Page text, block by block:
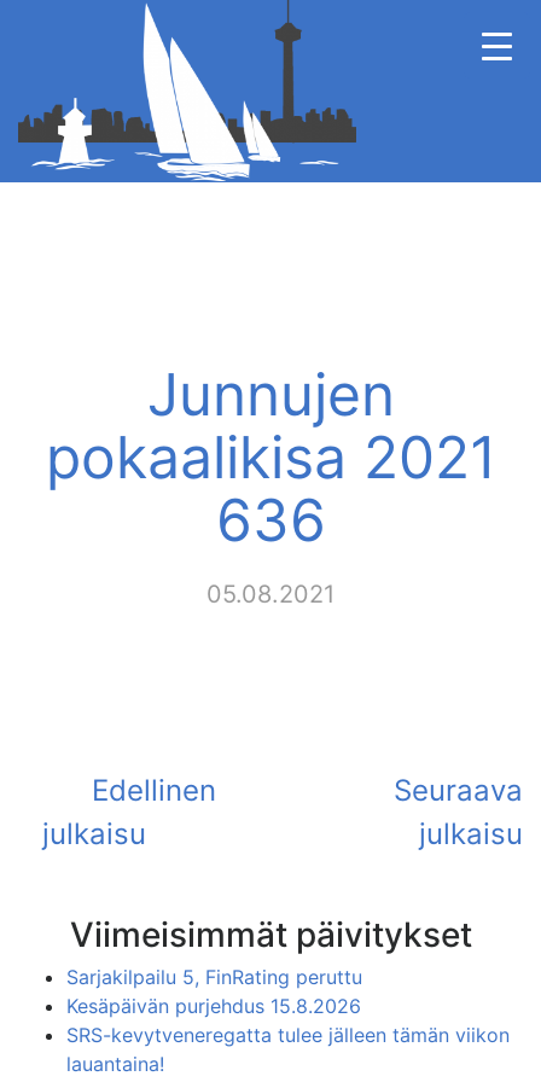
Junnujen
pokaalikisa 2021
636
05.08.2021
Viimeisimmät päivitykset
Sarjakilpailu 5, FinRating peruttu
Kesäpäivän purjehdus 15.8.2026
SRS-kevytveneregatta tulee jälleen tämän viikon
lauantaina!